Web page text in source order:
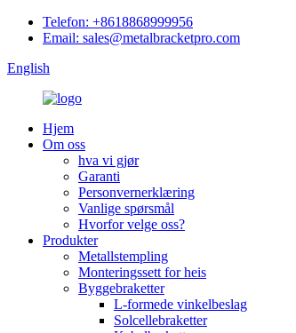
Telefon: +8618868999956
Email: sales@metalbracketpro.com
English
Hjem
Om oss
hva vi gjør
Garanti
Personvernerklæring
Vanlige spørsmål
Hvorfor velge oss?
Produkter
Metallstempling
Monteringssett for heis
Byggebraketter
L-formede vinkelbeslag
Solcellebraketter